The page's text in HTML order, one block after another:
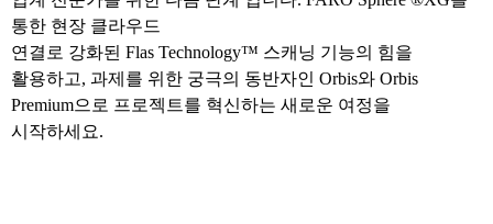
통한 현장 클라우드
연결로 강화된 Flas Technology™ 스캐닝 기능의 힘을
활용하고, 과제를 위한 궁극의 동반자인 Orbis와 Orbis
Premium으로 프로젝트를 혁신하는 새로운 여정을
시작하세요.